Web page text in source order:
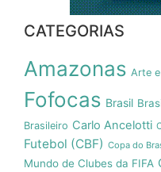
CATEGORIAS
Amazonas Arte
Fofocas Brasil
Brasileiro Carlo Ancelotti
Futebol (CBF) Copa do
Mundo de Clubes da FIFA